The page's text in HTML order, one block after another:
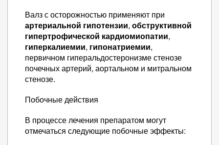
Валз с осторожностью применяют при
артериальной гипотензии, обструктивной
гипертрофической кардиомиопатии,
гиперкалиемии, гипонатриемии,
первичном гиперальдостеронизме стенозе
почечных артерий, аортальном и митральном
стенозе.
Побочные действия
В процессе лечения препаратом могут
отмечаться следующие побочные эффекты: